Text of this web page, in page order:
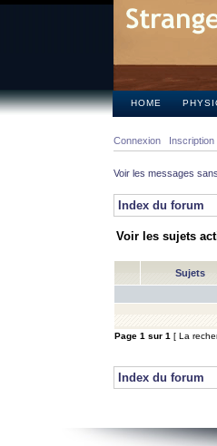
HOME
Connexion Inscription
Voir les messages
Index du forum
Voir les sujets
Sujets
Page 1 sur 1 [ La
Index du forum